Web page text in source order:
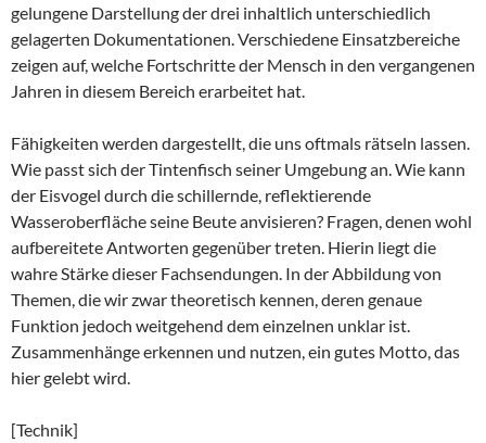
gelungene Darstellung der drei inhaltlich unterschiedlich
gelagerten Dokumentationen. Verschiedene Einsatzbereiche
zeigen auf, welche Fortschritte der Mensch in den vergangenen
Jahren in diesem Bereich erarbeitet hat.
Fähigkeiten werden dargestellt, die uns oftmals rätseln lassen.
Wie passt sich der Tintenfisch seiner Umgebung an. Wie kann
der Eisvogel durch die schillernde, reflektierende
Wasseroberfläche seine Beute anvisieren? Fragen, denen wohl
aufbereitete Antworten gegenüber treten. Hierin liegt die
wahre Stärke dieser Fachsendungen. In der Abbildung von
Themen, die wir zwar theoretisch kennen, deren genaue
Funktion jedoch weitgehend dem einzelnen unklar ist.
Zusammenhänge erkennen und nutzen, ein gutes Motto, das
hier gelebt wird.
[Technik]